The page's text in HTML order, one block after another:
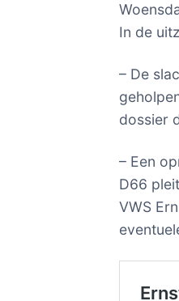
In de
– De
dossier
– Een
D66
VWS